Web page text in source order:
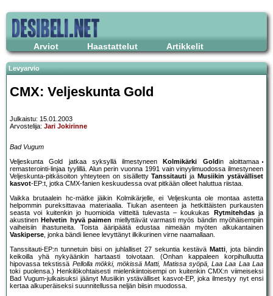
Arviot Haastattelut Artikkelit
Levyarvio
CMX: Veljeskunta Gold
Julkaistu: 15.01.2003
Arvostelija: Jari Jokirinne
Bad Vugum
Veljeskunta Gold jatkaa syksyllä ilmestyneen
Kolmikärki Goldin aloittamaa
remasterointi-linjaa tyylillä. Alun perin vuonna 1991 vain vinyylimuodossa ilmestyneen
Veljeskunta-pitkäsoiton yhteyteen on sisällettyTanssitauti ja Musiikin ystävälliset
kasvot-EP:t, jotka CMX-fanien keskuudessa ovat pitkään olleet haluttua riistaa.
Vaikka brutaalein hc-mätke jäikin Kolmikärjelle, ei Veljeskunta ole montaa astetta
helpommin pureksittavaa materiaalia. Tiukan asenteen ja hetkittäisten purkausten
seasta voi kuitenkin jo huomioida viitteitä tulevasta – koukukas
Rytmitehdasja
akustinen Helvetin hyvä paimen miellyttävät varmasti myös bändin myöhäisempiin
vaiheisiin ihastuneita. Toista ääripäätä edustaa nimeään myöten alkukantainen
Vaskiperse, jonka bändi lienee levyttänyt ilkikurinen virne naamallaan.
Tanssitauti-EP:n tunnetuin biisi on juhlalliset 27 sekuntia kestävä Matti, jota bändin
keikoilla yhä nykyäänkin hartaasti toivotaan. (Onhan kappaleen korpihulluutta
hipovassa tekstissä Pellolla mökki, mökissä Matti, Matissa syöpä, Laa Laa Laa Laa
toki puolensa.) Henkilökohtaisesti mielenkiintoisempi on kuitenkin CMX:n viimeiseksi
Bad Vugum-julkaisuksi jäänyt Musiikin ystävälliset kasvot-EP, joka ilmestyy nyt ensi
kertaa alkuperäiseksi suunnitellussa neljän biisin muodossa.